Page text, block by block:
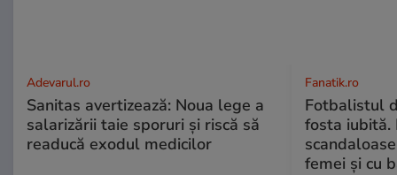
Adevarul.ro
Sanitas avertizează: Noua lege a
salarizării taie sporuri și riscă să
readucă exodul medicilor
Fanatik.ro
Fotbalistul
fosta iubită.
femei și cu